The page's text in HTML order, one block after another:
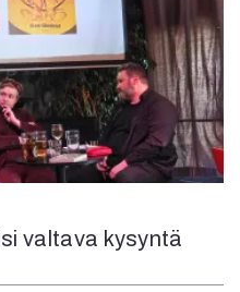
valtava kysyntä